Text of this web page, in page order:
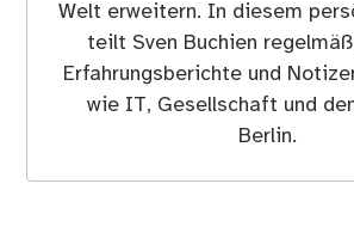
Welt erweitern. In diesem
teilt Sven Buchien
Erfahrungsberichte und
wie IT, Gesellschaft und
Berlin.